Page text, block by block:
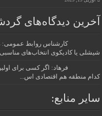
آخرین دیدگاه‌های
کارشناس روابط عمومی:
شیشلی یا کادیکوی انتخاب‌های
فرهاد: اگر کسی برای
کدام منطقه هم اقتصادی اس...
سایر منابع: